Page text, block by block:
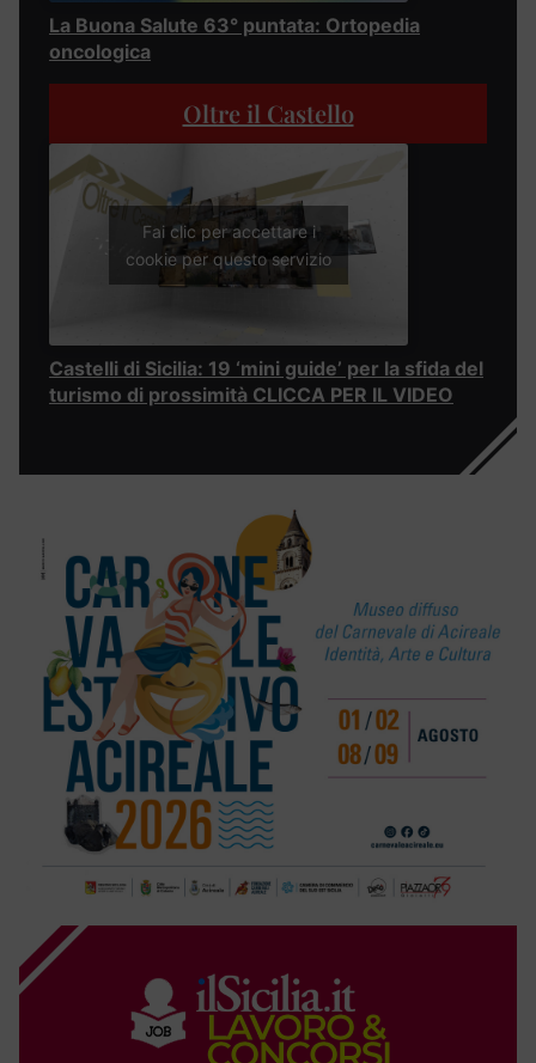
La Buona Salute 63° puntata: Ortopedia
oncologica
Oltre il Castello
Fai clic per accettare i
cookie per questo servizio
Castelli di Sicilia: 19 ‘mini guide’ per la sfida del
turismo di prossimità CLICCA PER IL VIDEO